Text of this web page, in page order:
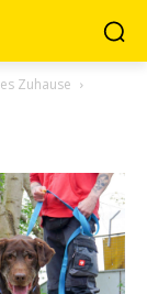
Zuhause